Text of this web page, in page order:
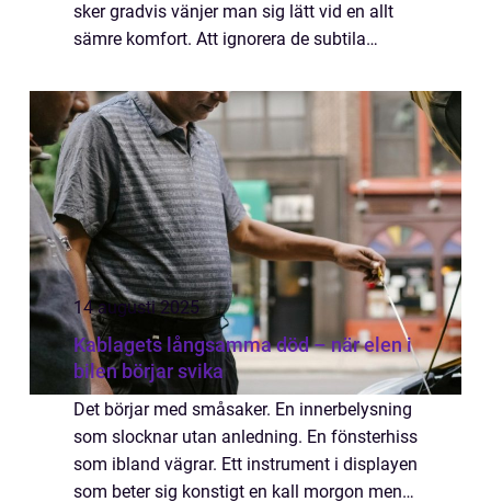
sker gradvis vänjer man sig lätt vid en allt
sämre komfort. Att ignorera de subtila
14 augusti 2025
Kablagets långsamma död – när elen i
bilen börjar svika
Det börjar med småsaker. En innerbelysning
som slocknar utan anledning. En fönsterhiss
som ibland vägrar. Ett instrument i displayen
som beter sig konstigt en kall morgon men